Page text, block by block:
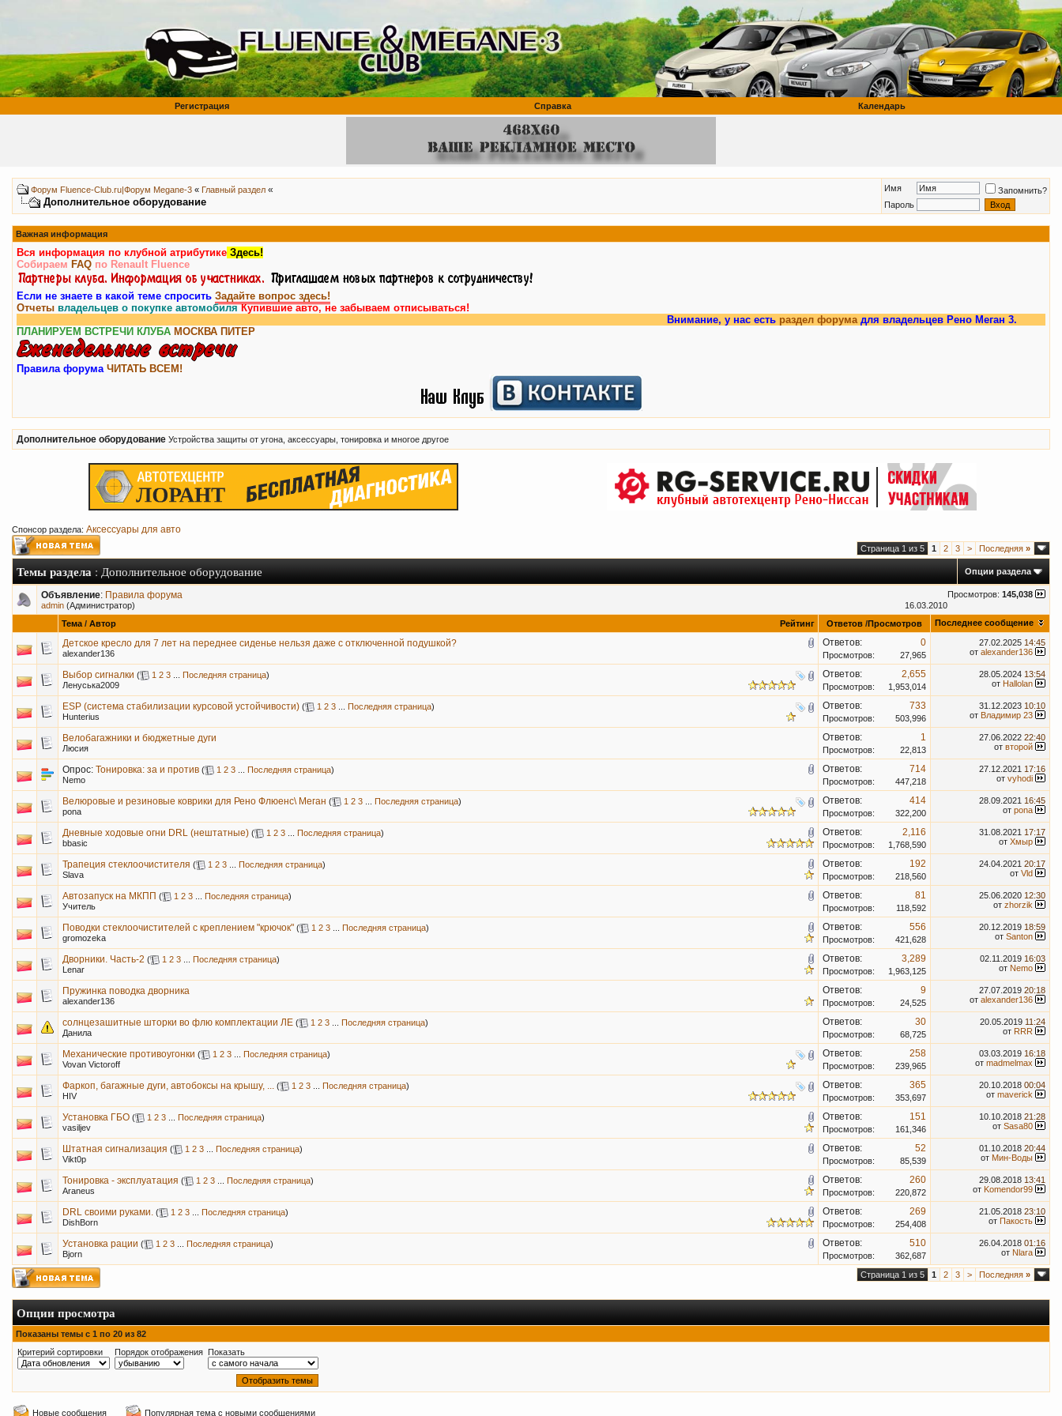
Регистрация Справка Календарь
Форум Fluence-Club.ru|Форум Megane-3 « Главный раздел «
Дополнительное оборудование
Имя
Запомнить?
Пароль
Важная информация
Вся информация по клубной атрибутике Здесь!
Собираем FAQ по Renault Fluence
Если не знаете в какой теме спросить Задайте вопрос здесь!
Отчеты владельцев о покупке автомобиляКупившие авто, не забываем отписываться!
Внимание, у нас естьраздел форумадля владельцев Рено Меган 3.
ПЛАНИРУЕМ ВСТРЕЧИ КЛУБА МОСКВА ПИТЕР
Правила форума ЧИТАТЬ ВСЕМ!
Дополнительное оборудование Устройства защиты от угона, аксессуары, тонировка и многое другое
Спонсор раздела: Аксессуары для авто
Страница 1 из 5 1 2 3 > Последняя »
Темы раздела: Дополнительное оборудование Опции раздела
Просмотров: 145,038
Объявление: Правила форума
16.03.2010
admin (Администратор)
Рейтинг
Тема / Автор Ответов /Просмотров Последнее сообщение
Детское кресло для 7 лет на переднее сиденье нельзя даже с отключенной подушкой?
alexander136
0
Ответов:
27,965
Просмотров:
27.02.2025 14:45
от alexander136
Выбор сигналки ( 1 2 3 Последняя страница)
Ленуська2009
2,655
Ответов:
1,953,014
Просмотров:
28.05.2024 13:54
от Hallolan
ESP (система стабилизации курсовой устойчивости) ( 1 2 3 Последняя страница)
Hunterius
733
Ответов:
503,996
Просмотров:
31.12.2023 10:10
от Владимир 23
Велобагажники и бюджетные дуги
Люсия
1
Ответов:
22,813
Просмотров:
27.06.2022 22:40
от второй
Опрос: Тонировка: за и против ( 1 2 3 Последняя страница)
Nemo
714
Ответов:
447,218
Просмотров:
27.12.2021 17:16
от vyhodi
Велюровые и резиновые коврики для Рено Флюенс\ Меган ( 1 2 3 Последняя страница)
pona
414
Ответов:
322,200
Просмотров:
28.09.2021 16:45
от pona
Дневные ходовые огни DRL (нештатные) ( 1 2 3 Последняя страница)
bbasic
2,116
Ответов:
1,768,590
Просмотров:
31.08.2021 17:17
от Хмыр
Трапеция стеклоочистителя ( 1 2 3 Последняя страница)
Slava
192
Ответов:
218,560
Просмотров:
24.04.2021 20:17
от Vld
Автозапуск на МКПП ( 1 2 3 Последняя страница)
Учитель
81
Ответов:
118,592
Просмотров:
25.06.2020 12:30
от zhorzik
Поводки стеклоочистителей с креплением "крючок" ( 1 2 3 Последняя страница)
gromozeka
556
Ответов:
421,628
Просмотров:
20.12.2019 18:59
от Santon
Дворники. Часть-2 ( 1 2 3 Последняя страница)
Lenar
3,289
Ответов:
1,963,125
Просмотров:
02.11.2019 16:03
от Nemo
Пружинка поводка дворника
alexander136
9
Ответов:
24,525
Просмотров:
27.07.2019 20:18
от alexander136
солнцезашитные шторки во флю комплектации ЛЕ ( 1 2 3 Последняя страница)
Данила
30
Ответов:
68,725
Просмотров:
20.05.2019 11:24
от RRR
Механические противоугонки ( 1 2 3 Последняя страница)
Vovan Victoroff
258
Ответов:
239,965
Просмотров:
03.03.2019 16:18
от madmelmax
Фаркоп, багажные дуги, автобоксы на крышу, ... ( 1 2 3 Последняя страница)
HIV
365
Ответов:
353,697
Просмотров:
20.10.2018 00:04
от maverick
Установка ГБО ( 1 2 3 Последняя страница)
vasiljev
151
Ответов:
161,346
Просмотров:
10.10.2018 21:28
от Sasa80
Штатная сигнализация ( 1 2 3 Последняя страница)
Vikt0p
52
Ответов:
85,539
Просмотров:
01.10.2018 20:44
от Мин-Воды
Тонировка - эксплуатация ( 1 2 3 Последняя страница)
Araneus
260
Ответов:
220,872
Просмотров:
29.08.2018 13:41
от Komendor99
DRL своими руками. ( 1 2 3 Последняя страница)
DishBorn
269
Ответов:
254,408
Просмотров:
21.05.2018 23:10
от Пакость
Установка рации ( 1 2 3 Последняя страница)
Bjorn
510
Ответов:
362,687
Просмотров:
26.04.2018 01:16
от Nlara
Страница 1 из 5 1 2 3 > Последняя »
Опции просмотра
Показаны темы с 1 по 20 из 82
Критерий сортировки
Порядок отображения Показать
Новые сообщения Популярная тема с новыми сообщениями